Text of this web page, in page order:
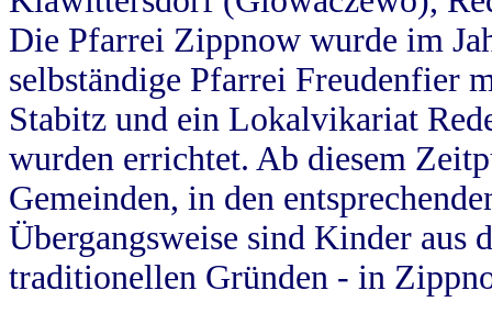
Die Pfarrei Zippnow wurde im
selbständige Pfarrei Freudenfier
Stabitz und ein Lokalvikariat
wurden errichtet. Ab diesem
Gemeinden, in den
Übergangsweise sind Kinder aus
traditionellen Gründen - in